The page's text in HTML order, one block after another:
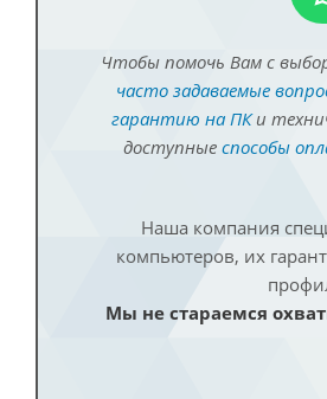
Чтобы помочь Вам с
часто задаваемые
гарантию на ПКи
доступные способы
Наша компания
компьютеров, их
Мы не стараемся